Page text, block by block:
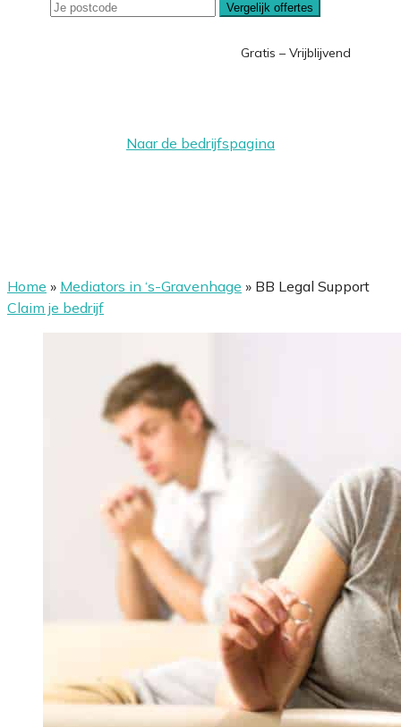
Vergelijk offertes
Gratis – Vrijblijvend
Naar de bedrijfspagina
Home » Mediators in ‘s-Gravenhage » BB Legal Support
Claim je bedrijf